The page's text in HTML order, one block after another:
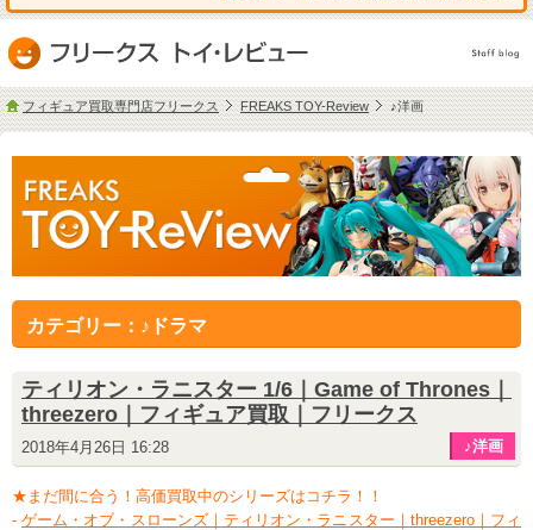
フィギュア買取専門店フリークス FREAKS TOY-Review ♪洋画
カテゴリー：♪ドラマ
ティリオン・ラニスター 1/6｜Game of Thrones｜
threezero｜フィギュア買取｜フリークス
2018年4月26日 16:28 ♪洋画
★まだ間に合う！高価買取中のシリーズはコチラ！！
-ゲーム・オブ・スローンズ｜ティリオン・ラニスター｜threezero｜フィ